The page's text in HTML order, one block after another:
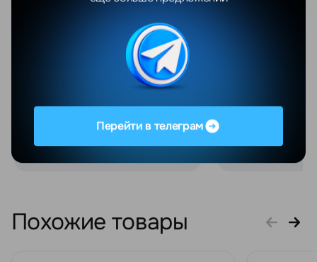
Выдали официальную
гарантию и чек. Стоимость
при этом оказалась одной
из лучших на рынке!
Отдельное спасибо за
Увидеть весь отзыв
Похожие товары
Перейти в телеграм